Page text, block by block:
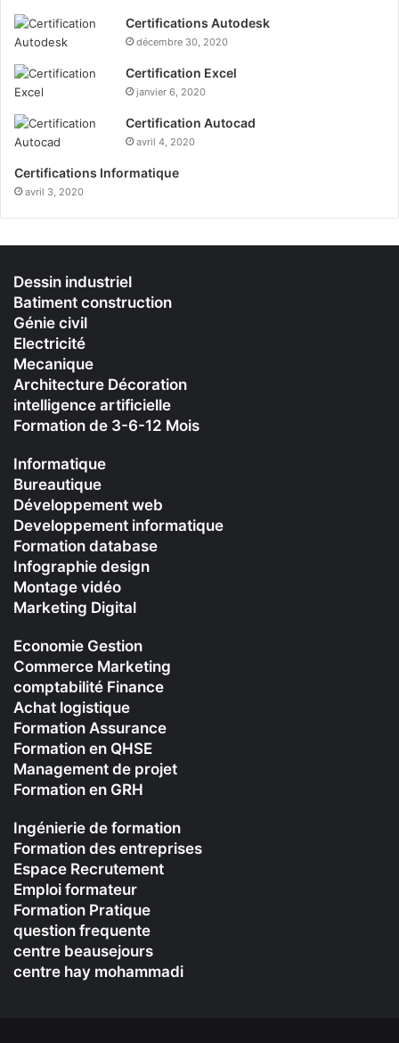
Certifications Autodesk
décembre 30, 2020
Certification Excel
janvier 6, 2020
Certification Autocad
avril 4, 2020
Certifications Informatique
avril 3, 2020
Dessin industriel
Batiment construction
Génie civil
Electricité
Mecanique
Architecture Décoration
intelligence artificielle
Formation de 3-6-12 Mois
Informatique
Bureautique
Développement web
Developpement informatique
Formation database
Infographie design
Montage vidéo
Marketing Digital
Economie Gestion
Commerce Marketing
comptabilité Finance
Achat logistique
Formation Assurance
Formation en QHSE
Management de projet
Formation en GRH
Ingénierie de formation
Formation des entreprises
Espace Recrutement
Emploi formateur
Formation Pratique
question frequente
centre beausejours
centre hay mohammadi